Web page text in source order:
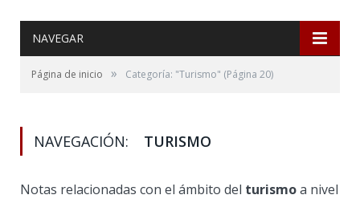
NAVEGAR
Página de inicio » Categoría: "Turismo" (Página 20)
NAVEGACIÓN: TURISMO
Notas relacionadas con el ámbito del turismoa nivel